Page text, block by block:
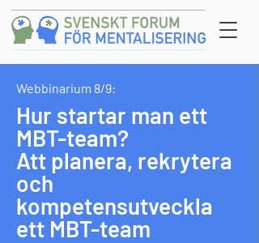
Webbinarium 8/9:
Hur startar man ett
MBT-team?
Att planera, rekrytera
och
kompetensutveckla
ett MBT-team